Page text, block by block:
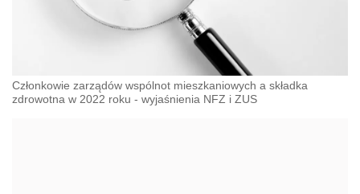
Członkowie zarządów wspólnot mieszkaniowych a składka
zdrowotna w 2022 roku - wyjaśnienia NFZ i ZUS